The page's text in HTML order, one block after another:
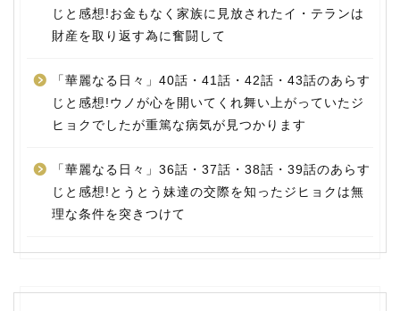
じと感想!お金もなく家族に見放されたイ・テランは
財産を取り返す為に奮闘して
「華麗なる日々」40話・41話・42話・43話のあらす
じと感想!ウノが心を開いてくれ舞い上がっていたジ
ヒョクでしたが重篤な病気が見つかります
「華麗なる日々」36話・37話・38話・39話のあらす
じと感想!とうとう妹達の交際を知ったジヒョクは無
理な条件を突きつけて